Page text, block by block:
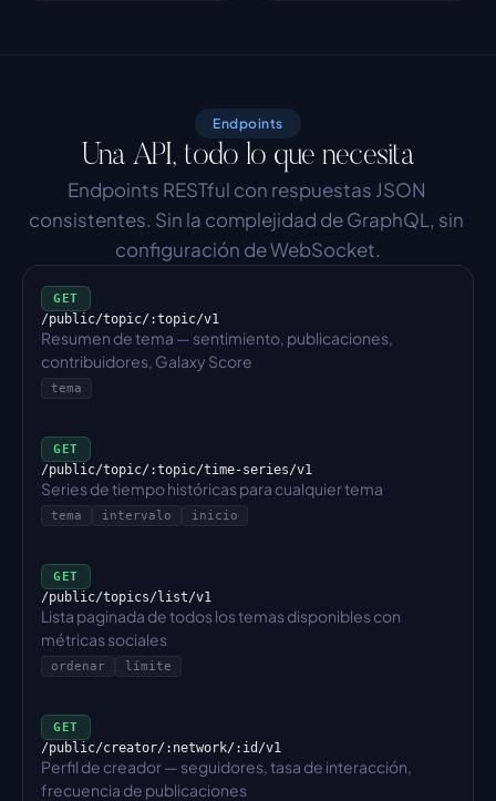
Endpoints
Una API, todo lo que necesita
Endpoints RESTful con respuestas JSON
consistentes. Sin la complejidad de GraphQL, sin
configuración de WebSocket.
GET
/public/topic/:topic/v1
Resumen de tema — sentimiento, publicaciones,
contribuidores, Galaxy Score
tema
GET
/public/topic/:topic/time-series/v1
Series de tiempo históricas para cualquier tema
tema intervalo inicio
GET
/public/topics/list/v1
Lista paginada de todos los temas disponibles con
métricas sociales
ordenar límite
GET
/public/creator/:network/:id/v1
Perfil de creador — seguidores, tasa de interacción,
frecuencia de publicaciones